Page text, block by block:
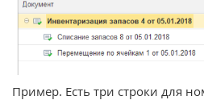
Пример. Есть три строки для